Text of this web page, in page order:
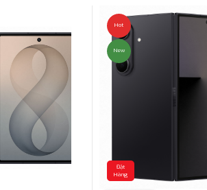
Hot
New
Đặt
Hàng